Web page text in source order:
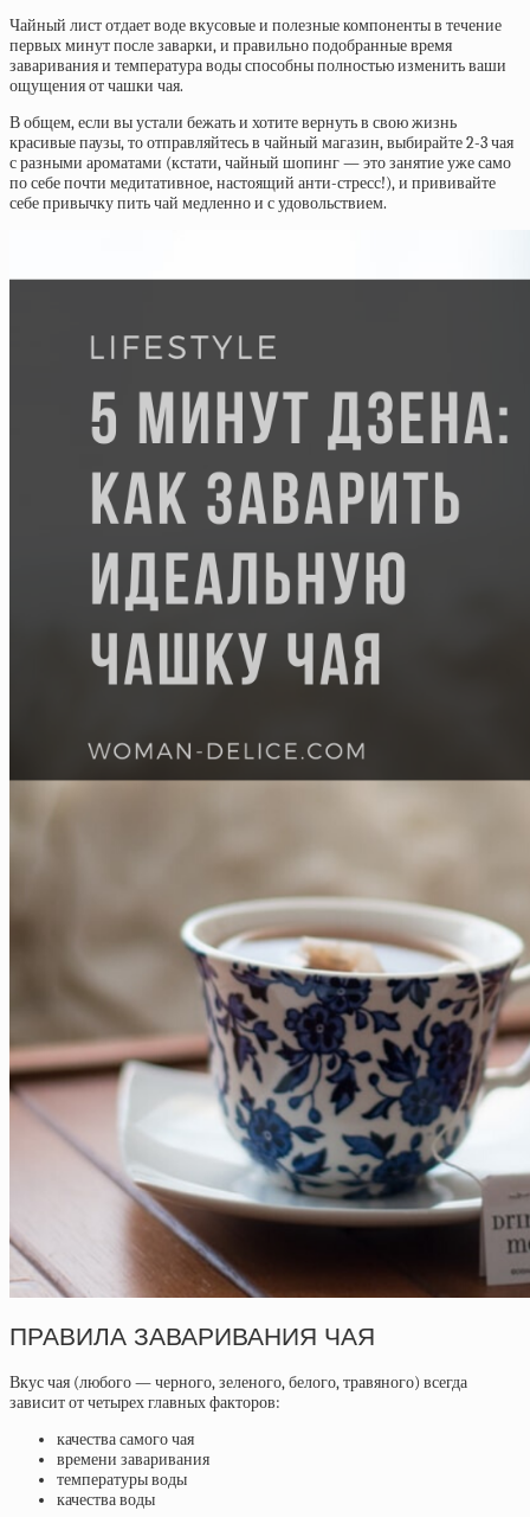
Чайный лист отдает воде вкусовые и полезные компоненты в течение
первых минут после заварки, и правильно подобранные время
заваривания и температура воды способны полностью изменить ваши
ощущения от чашки чая.
В общем, если вы устали бежать и хотите вернуть в свою жизнь
красивые паузы, то отправляйтесь в чайный магазин, выбирайте 2-3 чая
с разными ароматами (кстати, чайный шопинг — это занятие уже само
по себе почти медитативное, настоящий анти-стресс!), и прививайте
себе привычку пить чай медленно и с удовольствием.
ПРАВИЛА ЗАВАРИВАНИЯ ЧАЯ
Вкус чая (любого — черного, зеленого, белого, травяного) всегда
зависит от четырех главных факторов:
качества самого чая
времени заваривания
температуры воды
качества воды